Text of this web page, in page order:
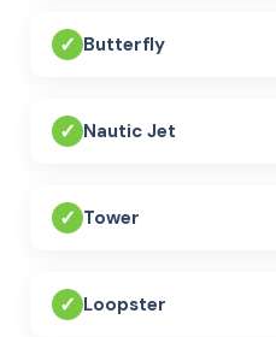
✓ Butterfly
✓ Nautic Jet
✓ Tower
✓ Loopster